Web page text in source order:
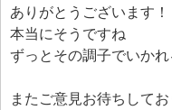
ありがとうございます！
本当にそうですね
ずっとその調子でいか
またご意見お待ちして